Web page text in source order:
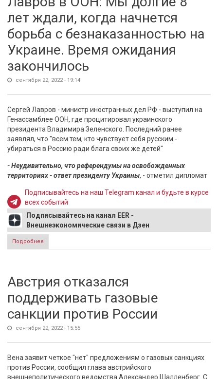
лет ждали, когда начнется
борьба с безнаказанностью на
Украине. Время ожидания
закончилось
сентября 22, 2022 - 19:14
Сергей Лавров - министр иностранных дел РФ - выступил на
Генассамблее ООН, где процитировал украинского
президента Владимира Зеленского. Последний ранее
заявлял, что "всем тем, кто чувствует себя русским -
убираться в Россию ради блага своих же детей"
- Неудивительно, что референдумы на освобожденных
территориях - ответ президенту Украины, - отметил дипломат
Подписывайтесь на наш Telegram канал и будьте в курсе
всех событий
Подписывайтесь на канал EER -
Внешнеэкономические связи в Дзен
Подробнее
борьба с безнаказанностью на Украине. Время ожидания
Австрия отказался
поддерживать газовые
санкции против России
сентября 22, 2022 - 15:55
Вена заявит четкое "нет" предложениям о газовых санкциях
против России, сообщил глава австрийского
внешнеполитического ведомства Александер Шалленберг. С